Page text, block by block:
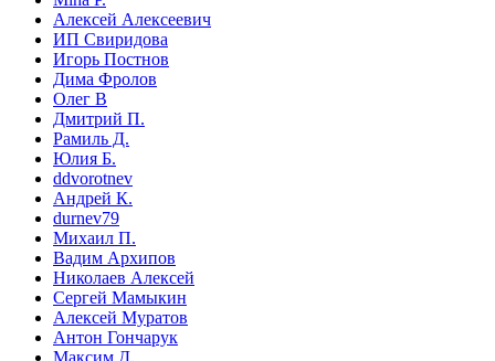
Алексей Алексеевич
ИП Свиридова
Игорь Постнов
Дима Фролов
Олег В
Дмитрий П.
Рамиль Д.
Юлия Б.
ddvorotnev
Андрей К.
durnev79
Михаил П.
Вадим Архипов
Николаев Алексей
Сергей Мамыкин
Алексей Муратов
Антон Гончарук